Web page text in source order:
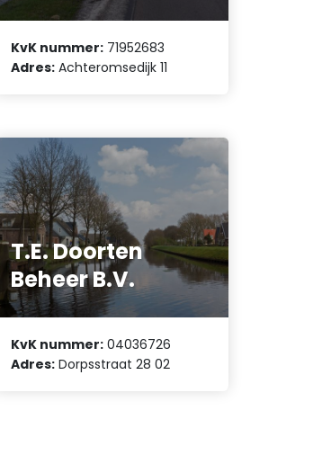
KvK nummer: 71952683
Adres: Achteromsedijk 11
T.E. Doorten
Beheer B.V.
KvK nummer: 04036726
Adres: Dorpsstraat 28 02